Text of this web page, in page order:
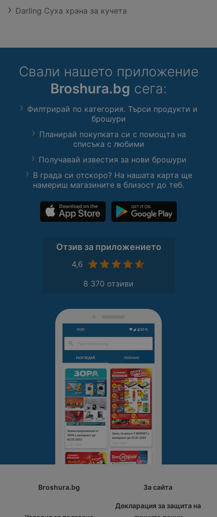
Darling Суха храна за кучета
Свали нашето приложение
Broshura.bg сега:
Филтрирай по категория. Търси продукти и
брошури
Планирай покупката си с помощта на
списъка с любими
Получавай известия за нови брошури
В града си отскоро? На нашата карта ще
намериш магазините в близост до теб.
Отзив за приложението
4,6
8 370 отзиви
Broshura.bg За сайта
Декларация за защита на